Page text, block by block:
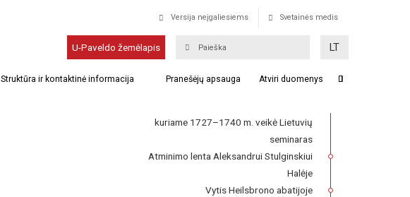
Versija neįgaliesiems Svetainės medis
U-Paveldo žemėlapis LT
Struktūra ir kontaktinė informacija Pranešėjų apsauga Atviri duomenys
Dokumentai Ukrainos
archyve
kuriame 1727–1740 m. veikė Lietuvių
seminaras
Atminimo lenta Aleksandrui Stulginskiui
Halėje
Vytis Heilsbrono abatijoje